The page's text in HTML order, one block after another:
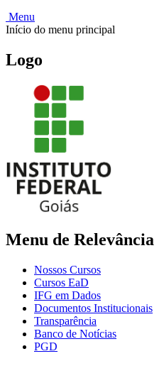
Menu
Início do menu principal
Logo
Menu de Relevância
Nossos Cursos
Cursos EaD
IFG em Dados
Documentos Institucionais
Transparência
Banco de Notícias
PGD